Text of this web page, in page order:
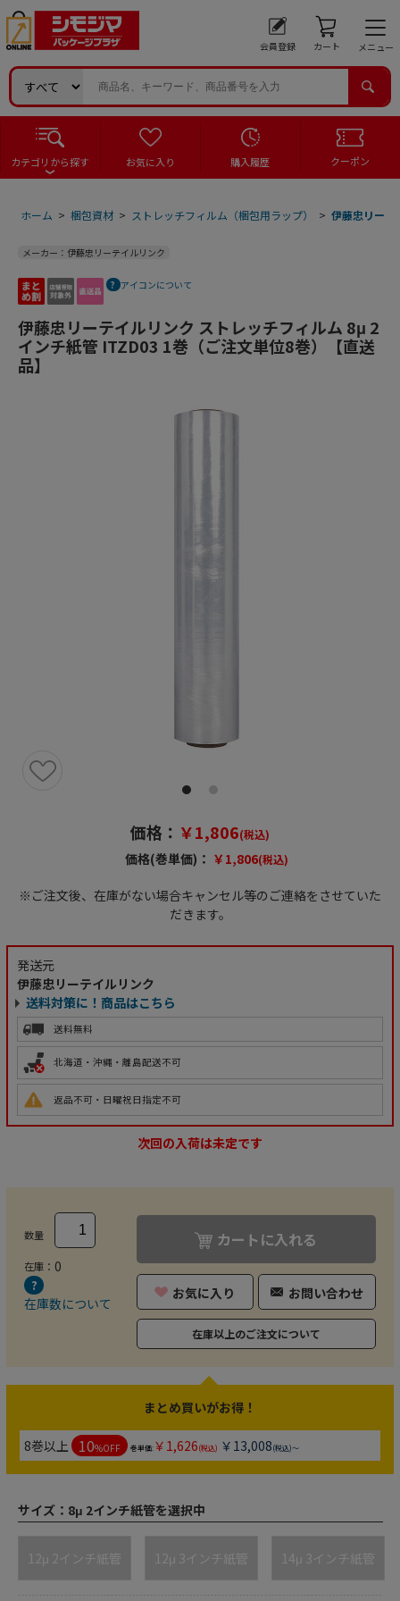
会員登録 カート メニュー
カテゴリから探す お気に入り 購入履歴 クーポン
ホーム > 梱包資材 > ストレッチフィルム（梱包用ラップ） > 伊藤忠リーテ
メーカー：伊藤忠リーテイルリンク
アイコンについて
伊藤忠リーテイルリンク ストレッチフィルム 8μ 2
インチ紙管 ITZD03 1巻（ご注文単位8巻）【直送
品】
価格： ￥1,806(税込)
価格(巻単価)： ￥1,806(税込)
※ご注文後、在庫がない場合キャンセル等のご連絡をさせていた
だきます。
発送元
伊藤忠リーテイルリンク
送料対策に！商品はこちら
送料無料
北海道・沖縄・離島配送不可
返品不可・日曜祝日指定不可
次回の入荷は未定です
数量
在庫： 0
在庫数について
カートに入れる
お気に入り お問い合わせ
在庫以上のご注文について
まとめ買いがお得！
8巻以上 10%OFF 巻単価:￥1,626(税込) ￥13,008(税込)～
サイズ： 8μ 2インチ紙管を選択中
12μ 2インチ紙管 12μ 3インチ紙管 14μ 3インチ紙管